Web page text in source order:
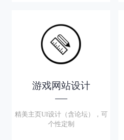
游戏网站设计
精美主页UI设计（含论坛），可
个性定制